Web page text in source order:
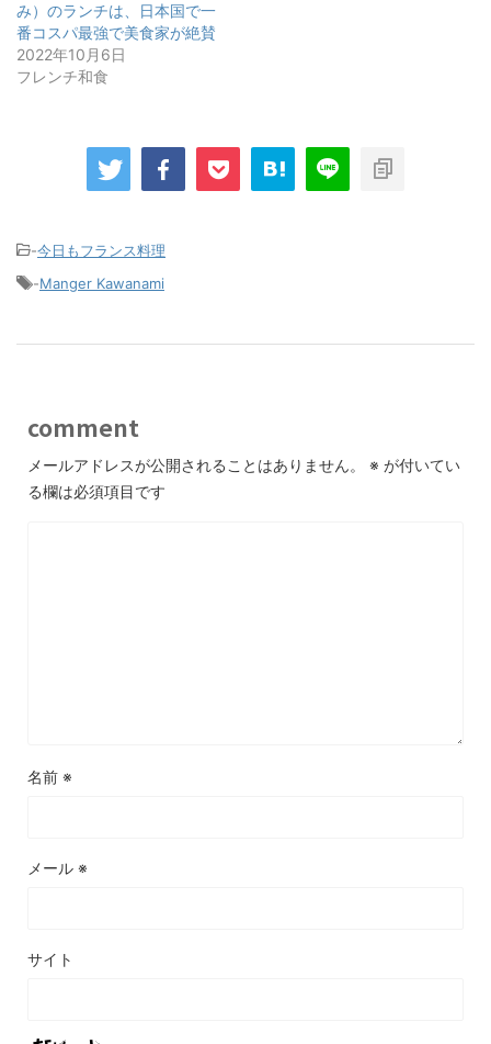
み）のランチは、日本国で一
番コスパ最強で美食家が絶賛
2022年10月6日
フレンチ和食
-今日もフランス料理
-Manger Kawanami
comment
メールアドレスが公開されることはありません。 ※ が付いてい
る欄は必須項目です
名前 ※
メール ※
サイト